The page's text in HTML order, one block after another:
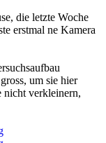
die letzte Woche
erstmal ne Kamera
um sie hier
nicht verkleinern,